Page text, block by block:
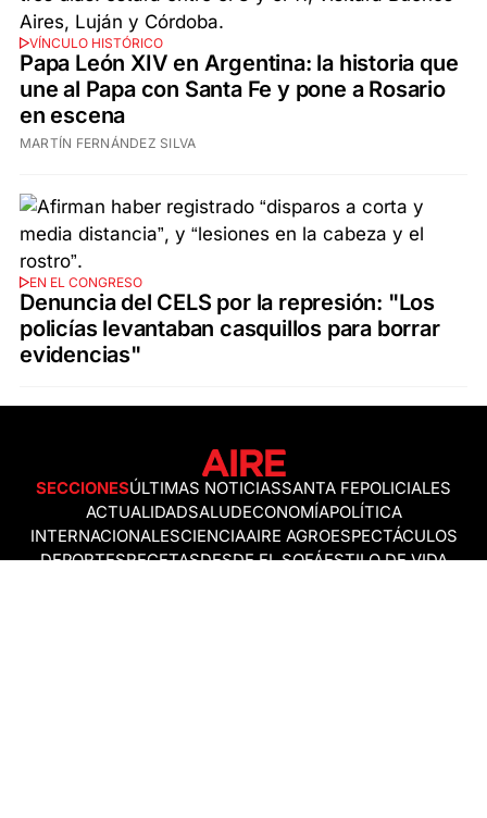
VÍNCULO HISTÓRICO
Papa León XIV en Argentina: la historia que
une al Papa con Santa Fe y pone a Rosario
en escena
MARTÍN FERNÁNDEZ SILVA
EN EL CONGRESO
Denuncia del CELS por la represión: "Los
policías levantaban casquillos para borrar
evidencias"
SECCIONESÚLTIMAS NOTICIASSANTA FEPOLICIALES
ACTUALIDADSALUDECONOMÍAPOLÍTICA
INTERNACIONALESCIENCIAAIRE AGROESPECTÁCULOS
DEPORTESRECETASDESDE EL SOFÁESTILO DE VIDA